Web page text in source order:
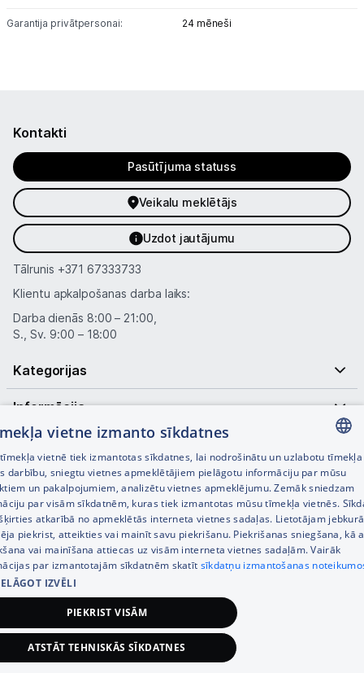
3 100,00€
Garantija privātpersonai: 24 mēneši
Kontakti
Pasūtījuma statuss
Veikalu meklētājs
Uzdot jautājumu
Tālrunis +371 67333733
Klientu apkalpošanas darba laiks:
Darba dienās 8:00 – 21:00,
S., Sv. 9:00 – 18:00
Kategorijas
Informācija
Noderīgas saites
© SIA Tet 2026 -
LATVIAN
RUSSIAN
ENGLISH
vietne izmanto sīkdatnes
vietnē tiek izmantotas sīkdatnes, lai nodrošinātu un uzlabotu tīmekļa
darbību, sniegtu vietnes apmeklētājiem pielāgotu informāciju par mūsu
un pakalpojumiem, analizētu vietnes apmeklējumu. Zemāk sniedzam
par visām sīkdatnēm, kuras tiek izmantotas mūsu tīmekļa vietnēs.
atkarībā no apmeklētās interneta vietnes sadaļas. Lietotājam
piekrist, atteikties vai mainīt savu piekrišanu. Piekrišanas sniegšana, kā
vai mainīšana attiecas uz visām interneta vietnes sadaļām. Vairāk
par izmantotajām sīkdatnēm skatīt sīkdatņu izmantošanas
IZVĒLI
PIEKRIST VISĀM
ATSTĀT TEHNISKĀS SĪKDATNES